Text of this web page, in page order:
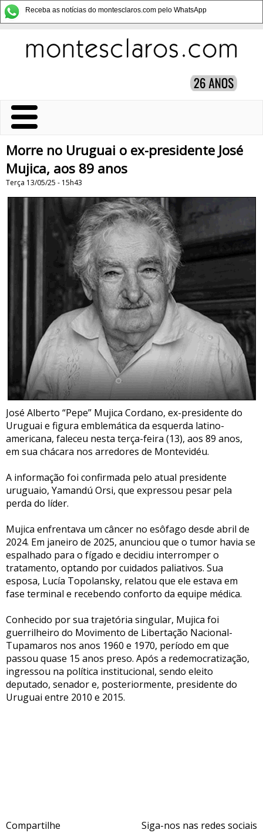
Receba as notícias do montesclaros.com pelo WhatsApp
Morre no Uruguai o ex-presidente José
Mujica, aos 89 anos
Terça 13/05/25 - 15h43
José Alberto “Pepe” Mujica Cordano, ex-presidente do
Uruguai e figura emblemática da esquerda latino-
americana, faleceu nesta terça-feira (13), aos 89 anos,
em sua chácara nos arredores de Montevidéu.
A informação foi confirmada pelo atual presidente
uruguaio, Yamandú Orsi, que expressou pesar pela
perda do líder.
Mujica enfrentava um câncer no esôfago desde abril de
2024. Em janeiro de 2025, anunciou que o tumor havia se
espalhado para o fígado e decidiu interromper o
tratamento, optando por cuidados paliativos. Sua
esposa, Lucía Topolansky, relatou que ele estava em
fase terminal e recebendo conforto da equipe médica.
Conhecido por sua trajetória singular, Mujica foi
guerrilheiro do Movimento de Libertação Nacional-
Tupamaros nos anos 1960 e 1970, período em que
passou quase 15 anos preso. Após a redemocratização,
ingressou na política institucional, sendo eleito
deputado, senador e, posteriormente, presidente do
Uruguai entre 2010 e 2015.
Compartilhe Siga-nos nas redes sociais